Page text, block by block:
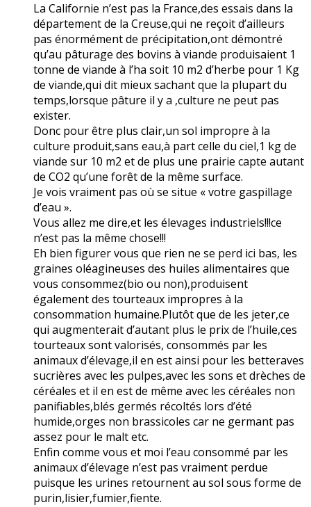
La Californie n’est pas la France,des essais dans la
département de la Creuse,qui ne reçoit d’ailleurs
pas énormément de précipitation,ont démontré
qu’au pâturage des bovins à viande produisaient 1
tonne de viande à l’ha soit 10 m2 d’herbe pour 1 Kg
de viande,qui dit mieux sachant que la plupart du
temps,lorsque pâture il y a ,culture ne peut pas
exister.
Donc pour être plus clair,un sol impropre à la
culture produit,sans eau,à part celle du ciel,1 kg de
viande sur 10 m2 et de plus une prairie capte autant
de CO2 qu’une forêt de la même surface.
Je vois vraiment pas où se situe « votre gaspillage
d’eau ».
Vous allez me dire,et les élevages industriels!!!ce
n’est pas la même chose!!!
Eh bien figurer vous que rien ne se perd ici bas, les
graines oléagineuses des huiles alimentaires que
vous consommez(bio ou non),produisent
également des tourteaux impropres à la
consommation humaine.Plutôt que de les jeter,ce
qui augmenterait d’autant plus le prix de l’huile,ces
tourteaux sont valorisés, consommés par les
animaux d’élevage,il en est ainsi pour les betteraves
sucrières avec les pulpes,avec les sons et drèches de
céréales et il en est de même avec les céréales non
panifiables,blés germés récoltés lors d’été
humide,orges non brassicoles car ne germant pas
assez pour le malt etc.
Enfin comme vous et moi l’eau consommé par les
animaux d’élevage n’est pas vraiment perdue
puisque les urines retournent au sol sous forme de
purin,lisier,fumier,fiente.